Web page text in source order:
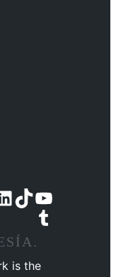
Facebook
conta de Instagram
a nosa conta de LinkedIn
Visita a nosa conta de TikTokVisita a nosa canle de YouTube
Visita a nosa conta de Tumblr
is the